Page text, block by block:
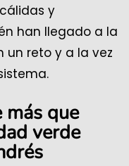
y
han llegado a la
un reto y a la vez
más que
verde